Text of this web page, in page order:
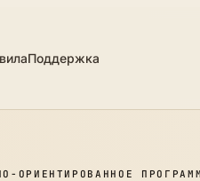
Поддержка
ОРИЕНТИРОВАННОЕ